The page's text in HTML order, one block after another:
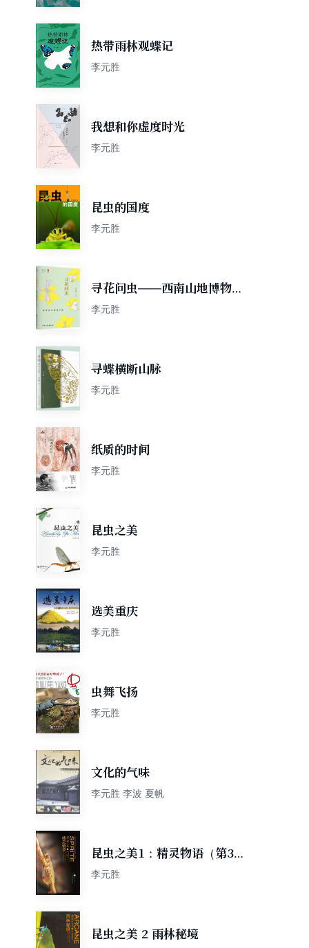
热带雨林观蝶记
李元胜
我想和你虚度时光
李元胜
昆虫的国度
李元胜
寻花问虫——西南山地博物之
旅
李元胜
寻蝶横断山脉
李元胜
纸质的时间
李元胜
昆虫之美
李元胜
选美重庆
李元胜
虫舞飞扬
李元胜
文化的气味
李元胜 李波 夏帆
昆虫之美1：精灵物语（第3
版）
李元胜
昆虫之美 2 雨林秘境